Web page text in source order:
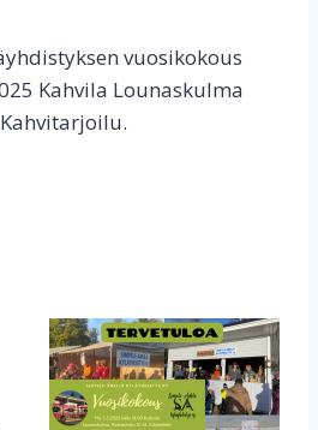
vuosikokous
Kahvila Lounaskulma